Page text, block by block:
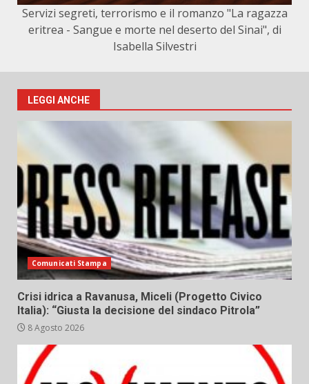
Servizi segreti, terrorismo e il romanzo "La ragazza
eritrea - Sangue e morte nel deserto del Sinai", di
Isabella Silvestri
LEGGI ANCHE
Comunicati Stampa
Crisi idrica a Ravanusa, Miceli (Progetto Civico
Italia): “Giusta la decisione del sindaco Pitrola”
8 Agosto 2026